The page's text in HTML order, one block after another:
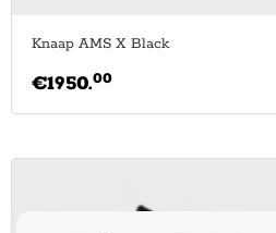
Knaap AMS X Black
€1950.00